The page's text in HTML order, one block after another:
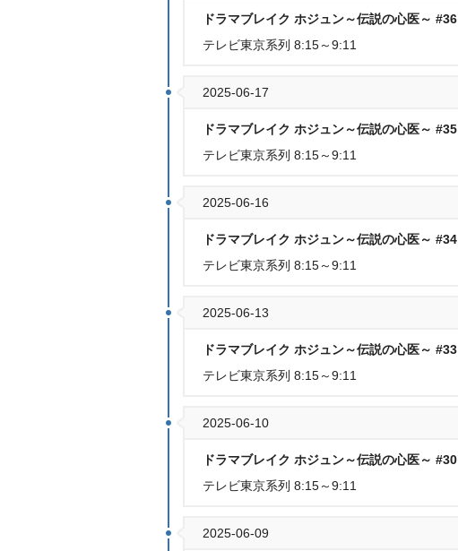
ドラマブレイク ホジュン～伝説の心医～ #36
テレビ東京系列 8:15～9:11
2025-06-17
ドラマブレイク ホジュン～伝説の心医～ #35
テレビ東京系列 8:15～9:11
2025-06-16
ドラマブレイク ホジュン～伝説の心医～ #34
テレビ東京系列 8:15～9:11
2025-06-13
ドラマブレイク ホジュン～伝説の心医～ #33
テレビ東京系列 8:15～9:11
2025-06-10
ドラマブレイク ホジュン～伝説の心医～ #30
テレビ東京系列 8:15～9:11
2025-06-09